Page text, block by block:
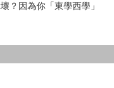
壞？因為你「東學西學」